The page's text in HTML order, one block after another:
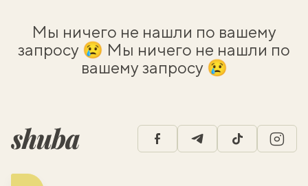
Мы ничего не нашли по вашему
запросу 😢 Мы ничего не нашли по
вашему запросу 😢
facebooktelegramtiktok